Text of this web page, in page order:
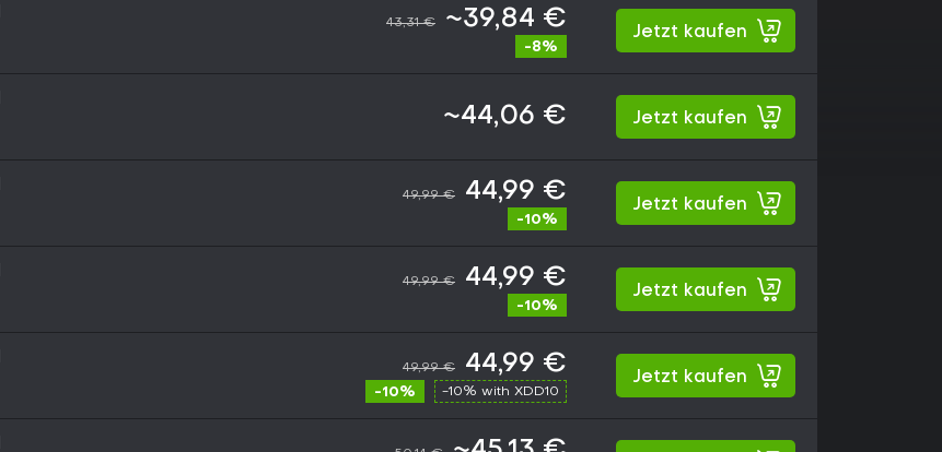
43,31 € ~39,84 €
-8%
Jetzt kaufen
~44,06 € Jetzt kaufen
49,99 € 44,99 €
-10%
Jetzt kaufen
49,99 € 44,99 €
-10%
Jetzt kaufen
49,99 € 44,99 €
-10% -10% with XDD10
Jetzt kaufen